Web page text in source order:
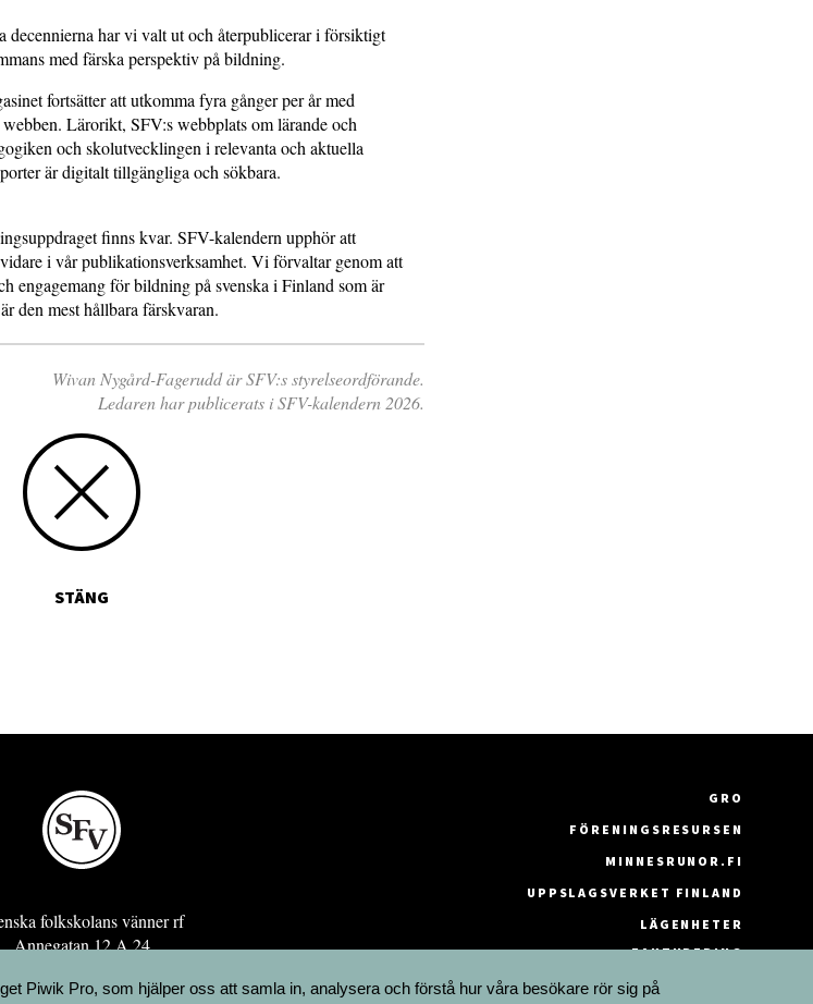
decennierna har vi valt ut och återpublicerar i försiktigt
med färska perspektiv på bildning.
fortsätter att utkomma fyra gånger per år med
Lärorikt, SFV:s webbplats om lärande och
och skolutvecklingen i relevanta och aktuella
är digitalt tillgängliga och sökbara.
finns kvar. SFV-kalendern upphör att
i vår publikationsverksamhet. Vi förvaltar genom att
engagemang för bildning på svenska i Finland som är
den mest hållbara färskvaran.
Wivan Nygård-Fagerudd är SFV:s styrelseordförande.
Ledaren har publicerats i SFV-kalendern 2026.
STÄNG
folkskolans vänner rf
Annegatan 12 A 24
sfv@sfv.fi
GRO
FÖRENINGSRESURSEN
MINNESRUNOR.FI
UPPSLAGSVERKET FINLAND
LÄGENHETER
FAKTURERING
Piwik Pro, som hjälper oss att samla in, analysera och förstå hur våra besökare rör sig på